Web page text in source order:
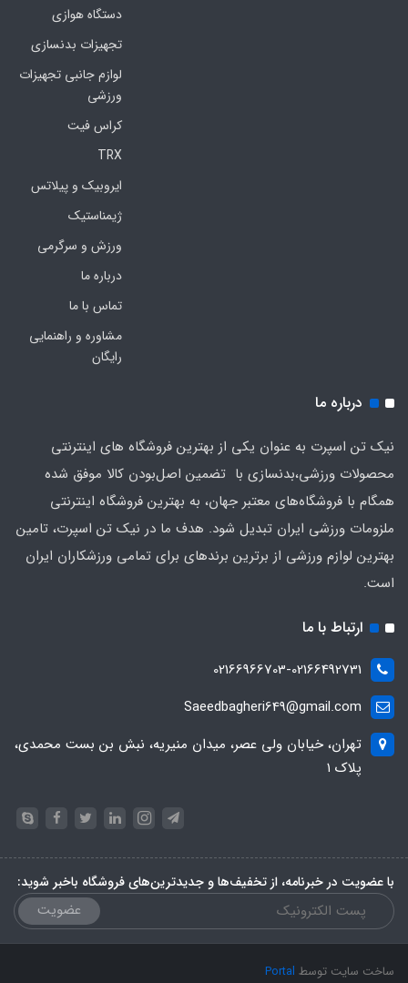
دستگاه هوازی
تجهیزات بدنسازی
لوازم جانبی تجهیزات
ورزشی
کراس فیت
TRX
ایروبیک و پیلاتس
ژیمناستیک
ورزش و سرگرمی
درباره ما
تماس با ما
مشاوره و راهنمایی
رایگان
درباره ما
نیک تن اسپرت به عنوان یکی از بهترین فروشگاه های اینترنتی
محصولات ورزشی،بدنسازی با تضمین اصل‌بودن کالا موفق شده
همگام با فروشگاه‌های معتبر جهان، به بهترین فروشگاه اینترنتی
ملزومات ورزشی ایران تبدیل شود. هدف ما در نیک تن اسپرت، تامین
بهترین لوازم ورزشی از برترین برندهای برای تمامی ورزشکاران ایران
است.
ارتباط با ما
02166966703-02166492731
Saeedbagheri649@gmail.com
تهران، خیابان ولی عصر، میدان منیریه، نبش بن بست محمدی،
پلاک ۱
با عضویت در خبرنامه، از تخفیف‌ها و جدیدترین‌های فروشگاه باخبر شوید:
عضویت
ساخت سایت توسط Portal